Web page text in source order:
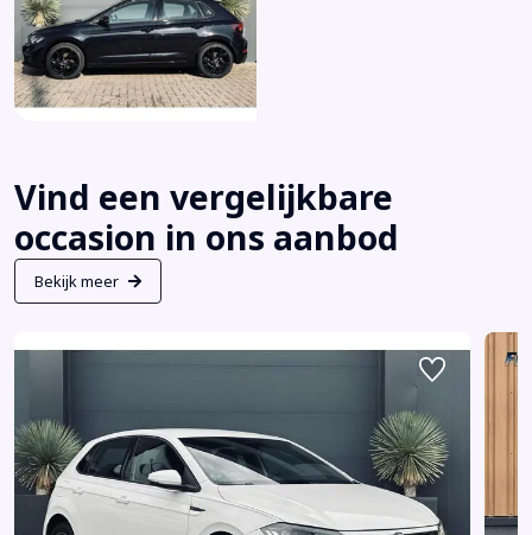
Vind een vergelijkbare
occasion in ons aanbod
Bekijk meer